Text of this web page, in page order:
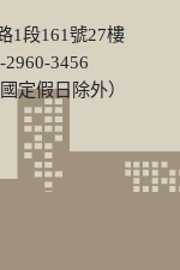
1段161號27樓
3456
定假日除外）